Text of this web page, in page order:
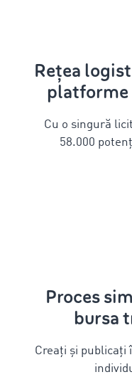
Rețea
Cu o singură
58.000
Proces
bursa
Creați și publicați